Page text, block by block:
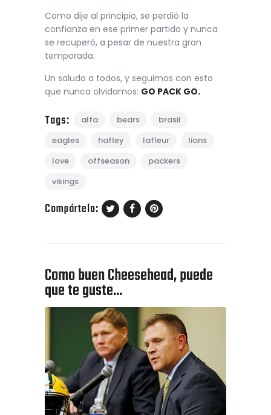
Como dije al principio, se perdió la
confianza en ese primer partido y nunca
se recuperó, a pesar de nuestra gran
temporada.
Un saludo a todos, y seguimos con esto
que nunca olvidamos: GO PACK GO.
Tags: alfa bears
brasil
eagles
hafley lafleur
lions
love
offseason
packers
vikings
Compártelo:
Como buen Cheesehead, puede
que te guste...